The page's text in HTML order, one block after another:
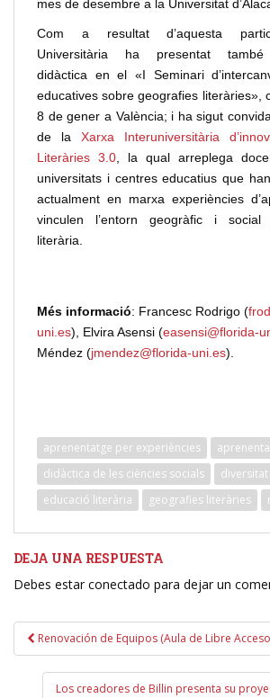
mes de desembre a la Universitat
Com a resultat d’aquesta
Universitària ha presentat
didàctica en el «I Seminari
educatives sobre geografies literàries»,
8 de gener a València; i ha sigut
de la Xarxa Interuniversitària
Literàries 3.0, la qual arreplega
universitats i centres educatius que
actualment en marxa experiències
vinculen l’entorn geogràfic i social
literària.
Més informació: Francesc Rodrigo (
uni.es), Elvira Asensi (easensi@florida-
Méndez (jmendez@florida-uni.es).
aprenentatge per experiències
didàctica de les ciències socials
educació literària
geografies literàries
DEJA UNA RESPUESTA
Debes estar conectado para dejar un
Navegación
de
entradas
Renovación de Equipos (Aula de Libre
Los creadores de Billin presenta su